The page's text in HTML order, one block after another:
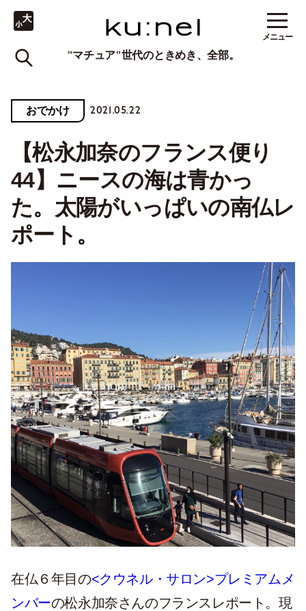
"マチュア"世代のときめき、全部。
メニュー
おでかけ 2021.05.22
【松永加奈のフランス便り
44】ニースの海は青かっ
た。太陽がいっぱいの南仏レ
ポート。
在仏６年目の<クウネル・サロン>プレミアムメ
ンバーの松永加奈さんのフランスレポート。現